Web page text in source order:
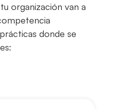
organización van a
donde se